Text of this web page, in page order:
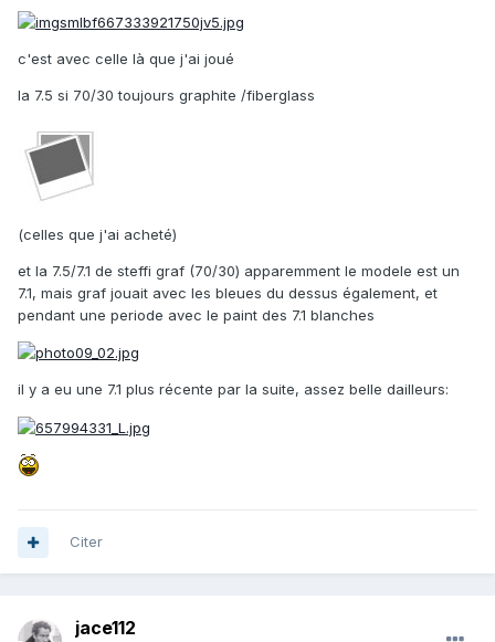
c'est avec celle là que j'ai joué
la 7.5 si 70/30 toujours graphite /fiberglass
(celles que j'ai acheté)
et la 7.5/7.1 de steffi graf (70/30) apparemment le modele est un
7.1, mais graf jouait avec les bleues du dessus également, et
pendant une periode avec le paint des 7.1 blanches
il y a eu une 7.1 plus récente par la suite, assez belle dailleurs:
Citer
jace112